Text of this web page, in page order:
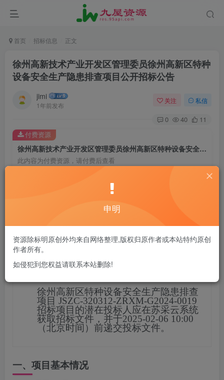
首页 招标信息 正文
徐州高新技术产业开发区管理委员徐州高新区特种
设备安全生产隐患排查项目公开招标公告
jimi
1年前发布
关注 私信
0 40 11
徐州高新技术产业开发区管理委员徐州高新区特种设备安全生产隐患排查项目公开招标公告
此内容为付费资源，请付费后查看
20
您当前未登录！建议登陆后购买，可保存购买订单
付费资源
徐州高新区特种设备安全生产隐患排查
项目 JSZC-320312-ZRXM-G2024-0019
招标项目的潜在投标人应在苏采云系统
获取招标文件，并于2025-02-06 10:00
（北京时间）前递交投标文件。
一、项目基本情况
申明
资源除标明原创外均来自网络整理,版权归原作者或本站特约原创
作者所有。
如侵犯到您权益请联系本站删除!